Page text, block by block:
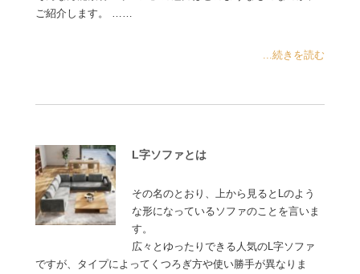
ご紹介します。 ……
...続きを読む
L字ソファとは
その名のとおり、上から見るとLのよう
な形になっているソファのことを言いま
す。
広々とゆったりできる人気のL字ソファ
ですが、タイプによってくつろぎ方や使い勝手が異なりま